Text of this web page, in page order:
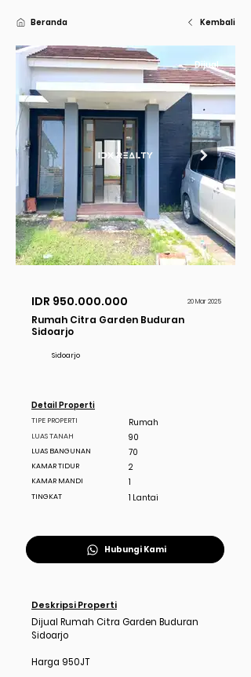
Beranda Kembali
Dijual
IDR 950.000.000 20 Mar 2025
Rumah Citra Garden Buduran
Sidoarjo
Sidoarjo
Detail Properti
TIPE PROPERTI
LUAS TANAH
LUAS BANGUNAN
KAMAR TIDUR
KAMAR MANDI
TINGKAT
Rumah
90
70
2
1
1 Lantai
Hubungi Kami
Deskripsi Properti
Dijual Rumah Citra Garden Buduran
Sidoarjo
Harga 950JT